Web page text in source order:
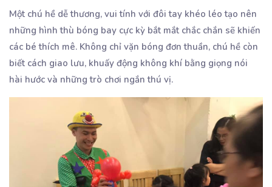
Một chú hề dễ thương, vui tính với đôi tay khéo léo tạo nên
những hình thù bóng bay cực kỳ bắt mắt chắc chắn sẽ khiến
các bé thích mê. Không chỉ vặn bóng đơn thuần, chú hề còn
biết cách giao lưu, khuấy động không khí bằng giọng nói
hài hước và những trò chơi ngắn thú vị.